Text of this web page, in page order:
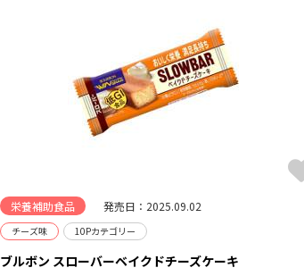
栄養補助食品 発売日：2025.09.02
チーズ味 10Pカテゴリー
ブルボン スローバーベイクドチーズケーキ